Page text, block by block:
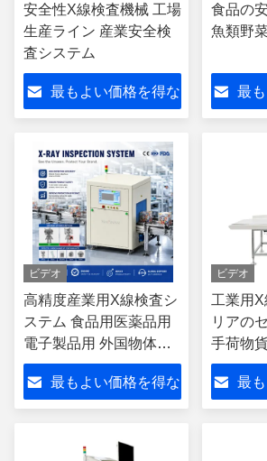
安全性X線検査機械 工場
生産ライン 産業安全検
査システム
最もよい価格を得な
食品の
魚類野
最
ビデオ
高精度産業用X線検査シ
ステム 食品用医薬品用
電子製品用 外国物体汚
染物質の検出
最もよい価格を得な
ビデオ
工業用
リアの
手荷物
港 会場
査装置
最